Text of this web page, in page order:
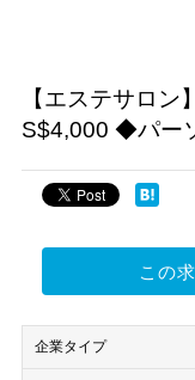
【エステサロン
S$4,000 ◆パー
この
企業タイプ